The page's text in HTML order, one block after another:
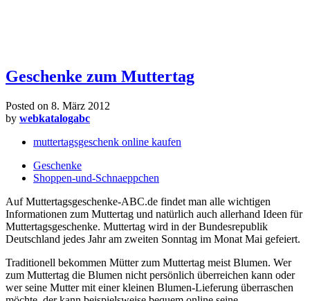
Geschenke zum Muttertag
Posted on 8. März 2012
by webkatalogabc
muttertagsgeschenk online kaufen
Geschenke
Shoppen-und-Schnaeppchen
Auf Muttertagsgeschenke-ABC.de findet man alle wichtigen
Informationen zum Muttertag und natürlich auch allerhand Ideen für
Muttertagsgeschenke. Muttertag wird in der Bundesrepublik
Deutschland jedes Jahr am zweiten Sonntag im Monat Mai gefeiert.
Traditionell bekommen Mütter zum Muttertag meist Blumen. Wer
zum Muttertag die Blumen nicht persönlich überreichen kann oder
wer seine Mutter mit einer kleinen Blumen-Lieferung überraschen